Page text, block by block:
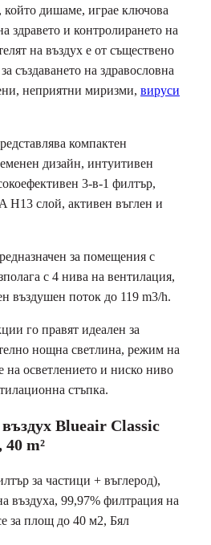
който дишаме, играе ключова
здравето и контролирането на
на въздух е от съществено
създаването на здравословна
неприятни миризми, вируси
компактен
дизайн, интуитивен
3-в-1 филтър,
слой, активен въглен и
за помещения с
с 4 нива на вентилация,
въздушен поток до 119 m3/h.
го правят идеален за
нощна светлина, режим на
на осветлението и ниско ниво
стъпка.
Blueair Classic
m²
за частици + въглерод),
въздуха, 99,97% филтрация на
за площ до 40 м2, Бял